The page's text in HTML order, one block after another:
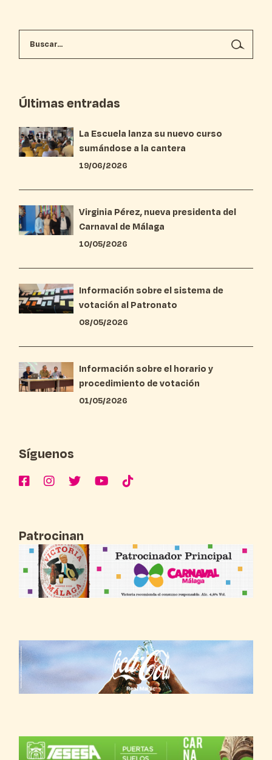
Últimas entradas
La Escuela lanza su nuevo curso
sumándose a la cantera
19/06/2026
Virginia Pérez, nueva presidenta del
Carnaval de Málaga
10/05/2026
Información sobre el sistema de
votación al Patronato
08/05/2026
Información sobre el horario y
procedimiento de votación
01/05/2026
Síguenos
Patrocinan